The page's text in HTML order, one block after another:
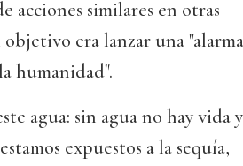
acciones similares en otras
era lanzar una
humanidad".
agua: sin agua no hay vida y
expuestos a la sequía,